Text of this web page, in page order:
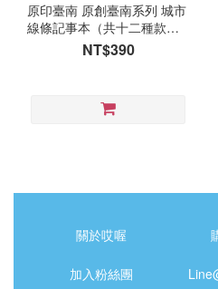
原印臺南 原創臺南系列 城市
線條記事本（共十二種款
NT$390
關於哎喔
加入粉絲團